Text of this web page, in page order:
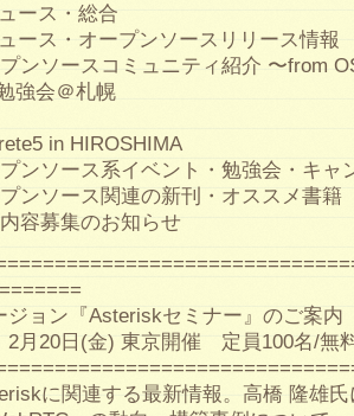
ース・総合
ース・オープンソースリリース情報
ンソースコミュニティ紹介 〜from
強会＠札幌
in HIROSHIMA
ンソース系イベント・勉強会・キャ
ンソース関連の新刊・オススメ書籍
容募集のお知らせ
ジョン『Asteriskセミナー』のご案内
月20日(金) 東京開催 定員100名/無
に関連する最新情報。高橋 隆雄